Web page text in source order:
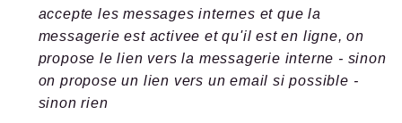
accepte les messages internes et que la
messagerie est activee et qu'il est en ligne, on
propose le lien vers la messagerie interne - sinon
on propose un lien vers un email si possible -
sinon rien